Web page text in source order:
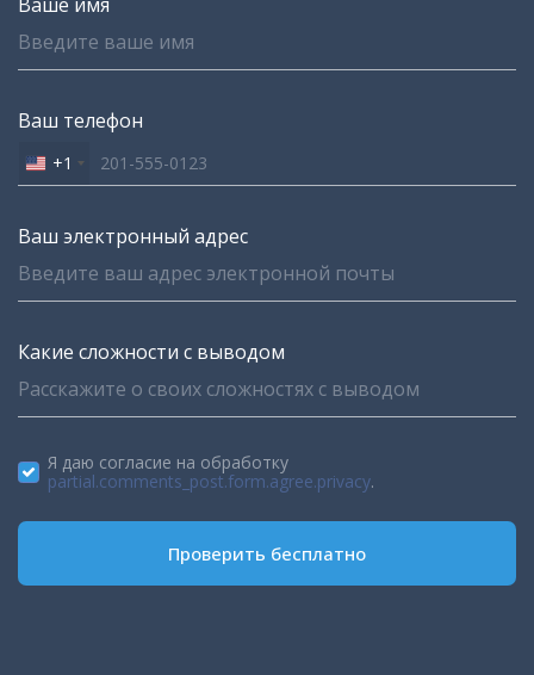
Ваш телефон
United
+1
Ваш электронный адрес
Какие сложности с выводом
Я даю согласие на обработку
partial.comments_post.form.agree.privacy.
Проверить бесплатно